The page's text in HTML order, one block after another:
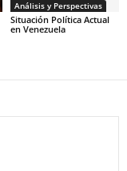
Análisis y Perspectivas
Situación Política Actual
en Venezuela